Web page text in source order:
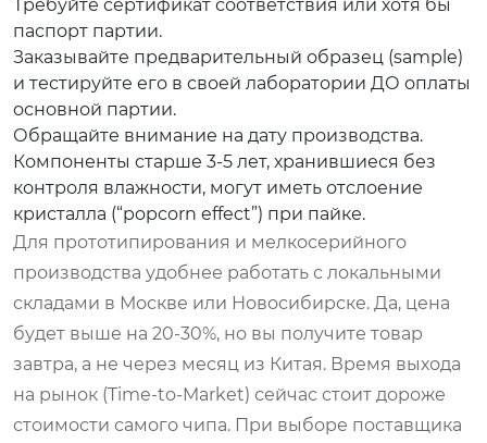
Требуйте сертификат соответствия или хотя бы
паспорт партии.
Заказывайте предварительный образец (sample)
и тестируйте его в своей лаборатории ДО оплаты
основной партии.
Обращайте внимание на дату производства.
Компоненты старше 3-5 лет, хранившиеся без
контроля влажности, могут иметь отслоение
кристалла (“popcorn effect”) при пайке.
Для прототипирования и мелкосерийного
производства удобнее работать с локальными
складами в Москве или Новосибирске. Да, цена
будет выше на 20-30%, но вы получите товар
завтра, а не через месяц из Китая. Время выхода
на рынок (Time-to-Market) сейчас стоит дороже
стоимости самого чипа. При выборе поставщика